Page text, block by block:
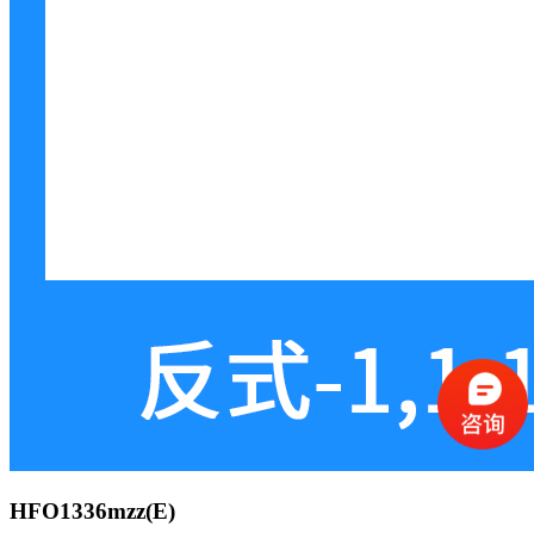
HFO1336mzz(E)